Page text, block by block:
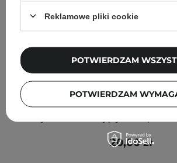
CP-1 - Aquaxyl Complex Intense
20,00 zł
Reklamowe pliki cookie
POTWIERDZAM
POTWIERDZAM